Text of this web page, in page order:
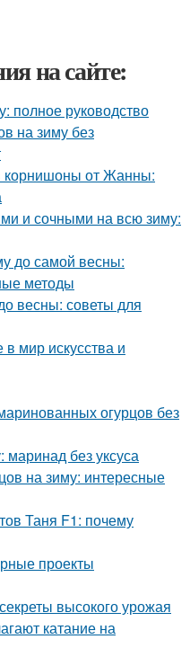
на сайте:
полное руководство
на зиму без
корнишоны от Жанны:
и сочными на всю зиму:
до самой весны:
методы
весны: советы для
мир искусства и
огурцов без
без уксуса
на зиму: интересные
Таня F1: почему
проекты
высокого урожая
катание на